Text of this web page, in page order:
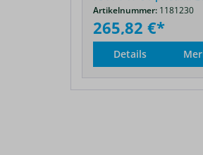
Frontbedienung
Artikelnummer: 1181230
265,82 €*
Details